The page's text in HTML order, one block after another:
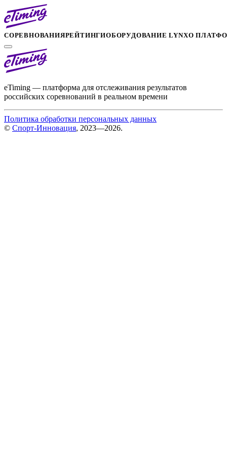
СОРЕВНОВАНИЯРЕЙТИНГИОБОРУДОВАНИЕ LYNXО
eTiming — платформа для отслеживания результатов
российских соревнований в реальном времени
Политика обработки персональных данных
© Спорт-Инновация, 2023—2026.